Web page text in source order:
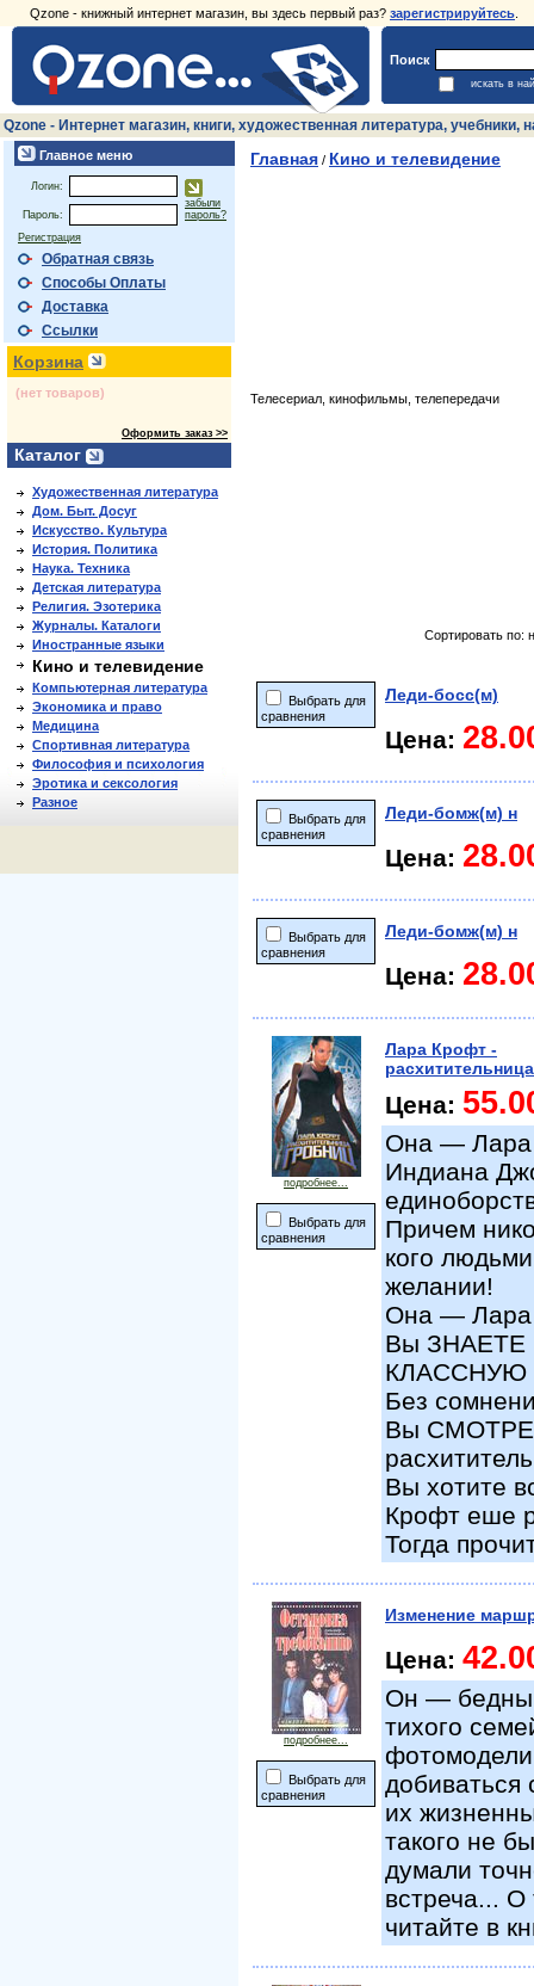
Qzone - книжный интернет магазин, вы здесь первый раз? зарегистрируйтесь
Поиск
искать в
Qzone - Интернет магазин, книги, художественная литература,
Главное меню
Логин:
Пароль:
забыли
пароль?
Регистрация
Обратная связь
Способы Оплаты
Доставка
Ссылки
Корзина
(нет товаров)
Оформить заказ >>
Каталог
Художественная литература
Дом. Быт. Досуг
Искусство. Культура
История. Политика
Наука. Техника
Детская литература
Религия. Эзотерика
Журналы. Каталоги
Иностранные языки
Кино и телевидение
Компьютерная литература
Экономика и право
Медицина
Спортивная литература
Философия и психология
Эротика и сексология
Разное
Главная / Кино и телевидение
Телесериал, кинофильмы, телепередачи
Сортировать по:
Выбрать для
сравнения
Леди-босс(м)
Цена:
Выбрать для
сравнения
Леди-бомж(м) н
Цена:
Выбрать для
сравнения
Леди-бомж(м) н
Цена:
подробнее...
Выбрать для
сравнения
Лара Крофт -
Цена:
Она — Лара
Индиана
Причем
кого
желании!
Она — Лара
Вы
КЛАССНУЮ
Без
Вы
Вы хотите
Крофт еше
Тогда
подробнее...
Выбрать для
сравнения
Изменение
Цена:
Он —
тихого
добиваться
их
такого не
думали
встреча...
читайте в